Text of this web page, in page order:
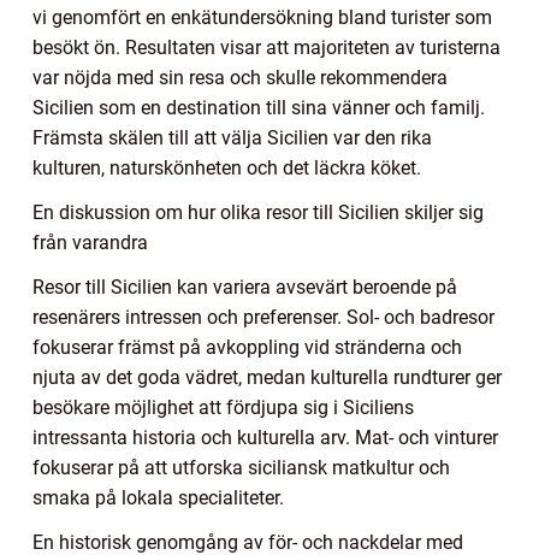
vi genomfört en enkätundersökning bland turister som
besökt ön. Resultaten visar att majoriteten av turisterna
var nöjda med sin resa och skulle rekommendera
Sicilien som en destination till sina vänner och familj.
Främsta skälen till att välja Sicilien var den rika
kulturen, naturskönheten och det läckra köket.
En diskussion om hur olika resor till Sicilien skiljer sig
från varandra
Resor till Sicilien kan variera avsevärt beroende på
resenärers intressen och preferenser. Sol- och badresor
fokuserar främst på avkoppling vid stränderna och
njuta av det goda vädret, medan kulturella rundturer ger
besökare möjlighet att fördjupa sig i Siciliens
intressanta historia och kulturella arv. Mat- och vinturer
fokuserar på att utforska siciliansk matkultur och
smaka på lokala specialiteter.
En historisk genomgång av för- och nackdelar med